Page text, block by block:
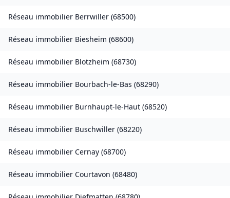
Réseau immobilier Berrwiller (68500)
Réseau immobilier Biesheim (68600)
Réseau immobilier Blotzheim (68730)
Réseau immobilier Bourbach-le-Bas (68290)
Réseau immobilier Burnhaupt-le-Haut (68520)
Réseau immobilier Buschwiller (68220)
Réseau immobilier Cernay (68700)
Réseau immobilier Courtavon (68480)